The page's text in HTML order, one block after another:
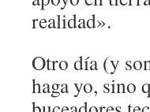
realidad».
Otro día (y
haga yo, sino